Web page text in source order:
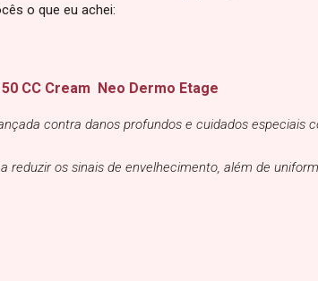
o que eu achei:
CC Cream Neo Dermo Etage
contra danos profundos e cuidados especiais
reduzir os sinais de envelhecimento, além de